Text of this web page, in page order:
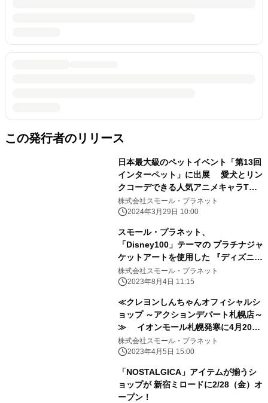
この発行者のリリース
日本最大級のペットイベント「第13回
インターペット」に出展 愛犬とリン
クコーデできる人気アニメキャラTシ
ャツなど展示
株式会社スモール・プラネット
2024年3月29日 10:00
スモール・プラネット、
「Disney100」テーマの プラチナジャ
ケットアートを使用した 『ディズニー
ツイステッドワンダーランド』関連グ
ッズを発売
株式会社スモール・プラネット
2023年8月4日 11:15
≪クレヨンしんちゃんオフィシャルシ
ョップ ～アクションデパート札幌店～
≫ イオンモール札幌発寒に4月20
日、OPEN決定！！ 札幌PASEOの閉
館に伴い休業していたクレヨンしんち
寒イオンに引っ越しリニューアルオー
プンが決定！！ フォトスポットの設置
株式会社スモール・プラネット
2023年4月5日 15:00
「NOSTALGICA」アイテムが揃うシ
ョップが 新宿ミロードに2/28（金）オ
ープン！